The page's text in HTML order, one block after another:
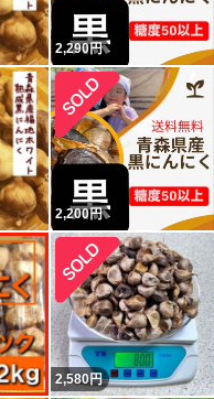
2,290円
2,200円
2,580円